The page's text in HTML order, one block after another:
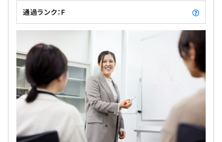
毎期期初にメンバーそれぞれが目標を立て、期末に上長と
面談を行いスキルや業績を評価します。
最終的には自己評価、上長の評価（事業部評価）、役員の
評価（本部、経営層評価）など、第三者評価も含めて決定
されます。
※目標管理のため、期末面談の他に年に数回の上長面談を
実施しています。
社内の8割がシステムエンジニア
男性1人/1人
女性2人/2人
役員及び管理的地位にある者に占める女性の割合
役員0.0%
管理職0.0%
通過ランク：F